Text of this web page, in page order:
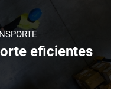
eficientes